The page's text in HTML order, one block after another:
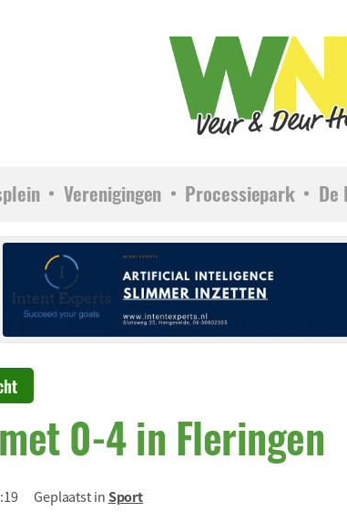
Verenigingen Processiepark De
0-4 in Fleringen
Geplaatst inSport